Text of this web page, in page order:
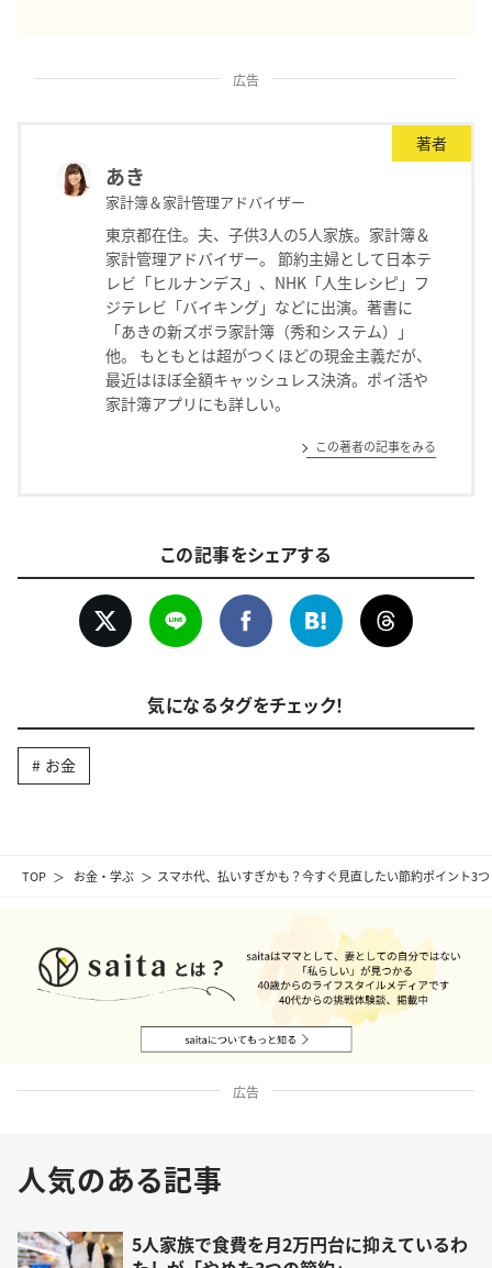
TOP お金・学ぶ スマホ代、払いすぎかも？今すぐ見直したい節約ポイント3
広告
著者
あき
家計簿＆家計管理アドバイザー
東京都在住。夫、子供3人の5人家族。家計簿＆
家計管理アドバイザー。 節約主婦として日本テ
レビ「ヒルナンデス」、NHK「人生レシピ」フ
ジテレビ「バイキング」などに出演。著書に
「あきの新ズボラ家計簿（秀和システム）」
他。 もともとは超がつくほどの現金主義だが、
最近はほぼ全額キャッシュレス決済。ポイ活や
家計簿アプリにも詳しい。
この著者の記事をみる
この記事をシェアする
気になるタグをチェック！
お金
広告
人気のある記事
5人家族で食費を月2万円台に抑えているわ